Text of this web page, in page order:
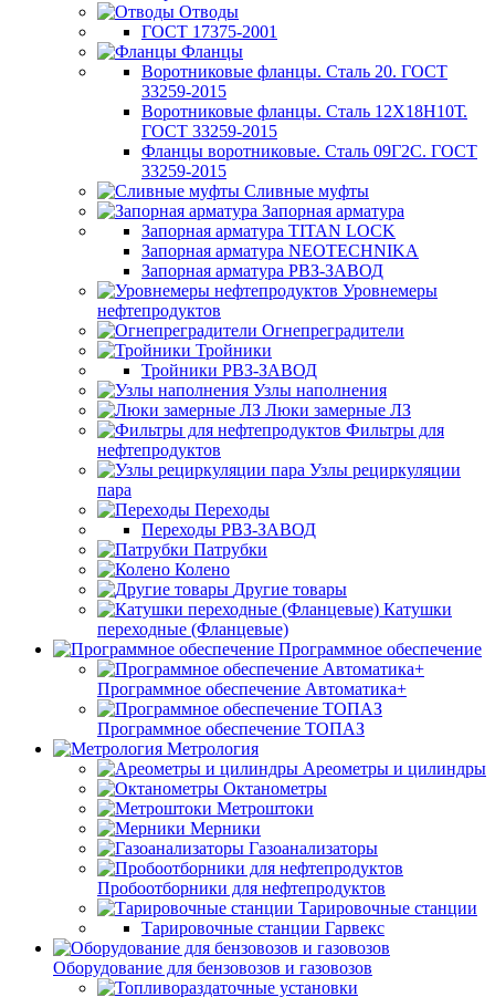
Отводы
ГОСТ 17375-2001
Фланцы
Воротниковые фланцы. Сталь 20. ГОСТ
33259-2015
Воротниковые фланцы. Сталь 12Х18Н10Т.
ГОСТ 33259-2015
Фланцы воротниковые. Сталь 09Г2С. ГОСТ
33259-2015
Сливные муфты
Запорная арматура
Запорная арматура TITAN LOCK
Запорная арматура NEOTECHNIKA
Запорная арматура РВЗ-ЗАВОД
Уровнемеры
нефтепродуктов
Огнепреградители
Тройники
Тройники РВЗ-ЗАВОД
Узлы наполнения
Люки замерные ЛЗ
Фильтры для
нефтепродуктов
Узлы рециркуляции
пара
Переходы
Переходы РВЗ-ЗАВОД
Патрубки
Колено
Другие товары
Катушки
переходные (Фланцевые)
Программное обеспечение
Программное обеспечение Автоматика+
Программное обеспечение ТОПАЗ
Метрология
Ареометры и цилиндры
Октанометры
Метроштоки
Мерники
Газоанализаторы
Пробоотборники для нефтепродуктов
Тарировочные станции
Тарировочные станции Гарвекс
Оборудование для бензовозов и газовозов